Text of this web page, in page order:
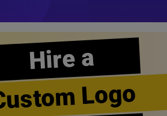
Hire a
Logo